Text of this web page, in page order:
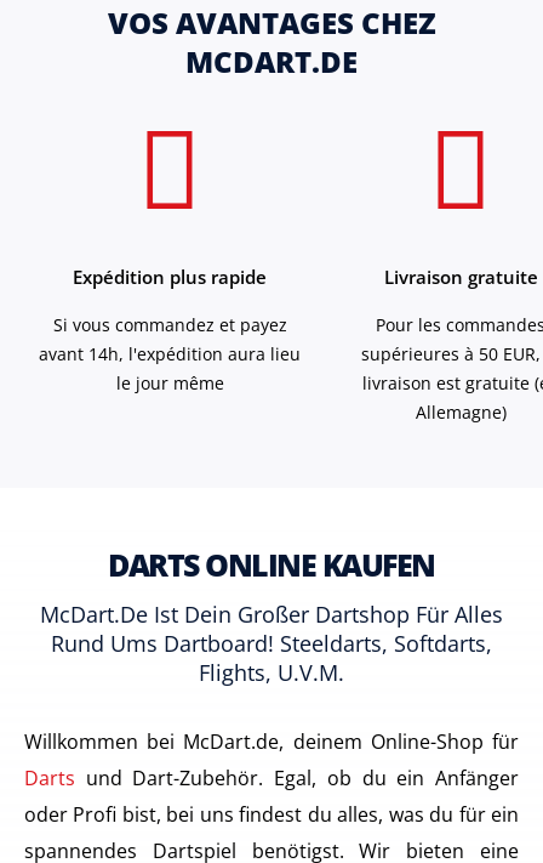
VOS AVANTAGES CHEZ
MCDART.DE
Expédition plus rapide
Si vous commandez et payez
avant 14h, l'expédition aura lieu
le jour même
Livraison gratuite
Pour les
supérieures à 50
livraison est gratuite
Allemagne)
DARTS ONLINE KAUFEN
McDart.de Ist Dein Großer Dartshop Für Alles
Rund Ums Dartboard! Steeldarts, Softdarts,
Flights, U.v.m.
Willkommen bei McDart.de, deinem Online-Shop für
Darts und Dart-Zubehör. Egal, ob du ein Anfänger
oder Profi bist, bei uns findest du alles, was du für ein
spannendes Dartspiel benötigst. Wir bieten eine